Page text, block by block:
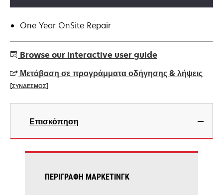
One Year OnSite Repair
Browse our interactive user guide
Μετάβαση σε προγράμματα οδήγησης & λήψεις
[ΣΥΝΔΕΣΜΟΣ]
opens
new
Επισκόπηση
ΠΕΡΙΓΡΑΦΉ ΜΆΡΚΕΤΙΝΓΚ